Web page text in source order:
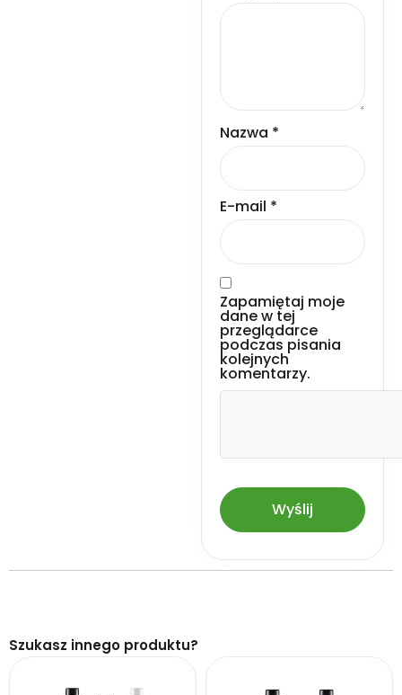
Nazwa *
E-mail *
Zapamiętaj moje
dane w tej
przeglądarce
podczas pisania
kolejnych
komentarzy.
Szukasz innego produktu?